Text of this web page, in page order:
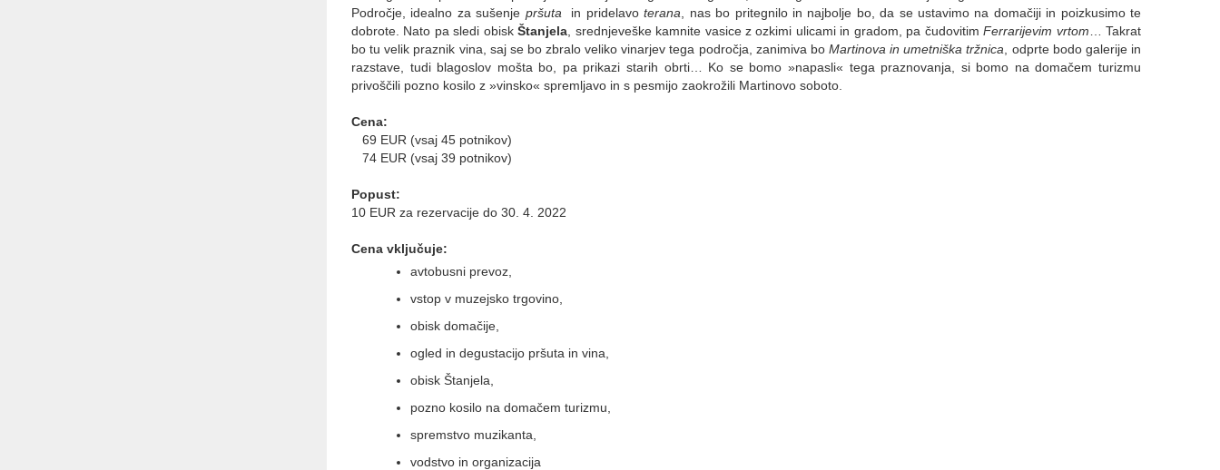
Področje, idealno za sušenje pršuta in pridelavoterana , nas bo pritegnilo in najbolje bo, da se ustavimo na domačiji in poizkusimo te
dobrote. Nato pa sledi obiskŠtanjela , srednjeveške kamnite vasice z ozkimi ulicami in gradom, pa čudovitimFerrarijevim vrtom … Takrat
bo tu velik praznik vina, saj se bo zbralo veliko vinarjev tega področja, zanimiva boMartinova in umetniška tržnica , odprte bodo galerije in
razstave, tudi blagoslov mošta bo, pa prikazi starih obrti… Ko se bomo »napasli« tega praznovanja, si bomo na domačem turizmu
privoščili pozno kosilo z »vinsko« spremljavo in s pesmijo zaokrožili Martinovo soboto.
Cena:
69 EUR (vsaj 45 potnikov)
74 EUR (vsaj 39 potnikov)
Popust:
10 EUR za rezervacije do 30. 4. 2022
Cena vključuje:
avtobusni prevoz,
vstop v muzejsko trgovino,
obisk domačije,
ogled in degustacijo pršuta in vina,
obisk Štanjela,
pozno kosilo na domačem turizmu,
spremstvo muzikanta,
vodstvo in organizacija